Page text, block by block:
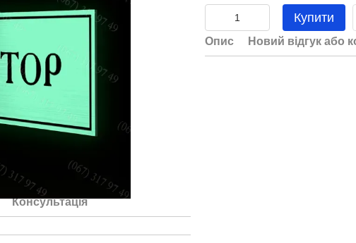
Консультація
Купити
Опис Новий відгук або